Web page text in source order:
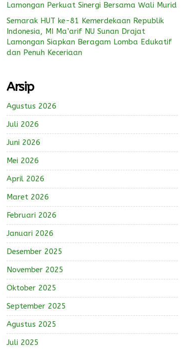
Lamongan Perkuat Sinergi Bersama Wali Murid
Semarak HUT ke-81 Kemerdekaan Republik
Indonesia, MI Ma’arif NU Sunan Drajat
Lamongan Siapkan Beragam Lomba Edukatif
dan Penuh Keceriaan
Arsip
Agustus 2026
Juli 2026
Juni 2026
Mei 2026
April 2026
Maret 2026
Februari 2026
Januari 2026
Desember 2025
November 2025
Oktober 2025
September 2025
Agustus 2025
Juli 2025